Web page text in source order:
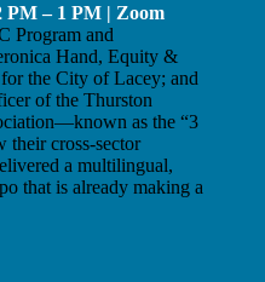
PM – 1 PM | Zoom
Program and
Hand, Equity &
the City of Lacey; and
of the Thurston
as the “3
their cross-sector
a multilingual,
that is already making a